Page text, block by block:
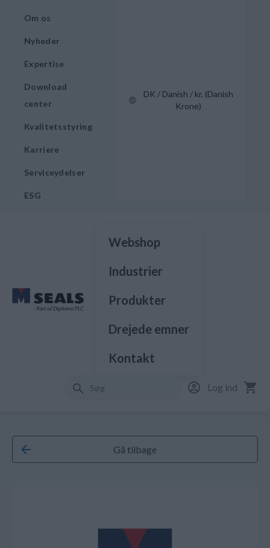
Om os
Nyheder
Expertise
Download
center
Kvalitetsstyring
Karriere
Serviceydelser
ESG
DK / Danish / kr. (Danish
Krone)
Webshop
Industrier
Produkter
Drejede emner
Kontakt
Log ind
Gå tilbage